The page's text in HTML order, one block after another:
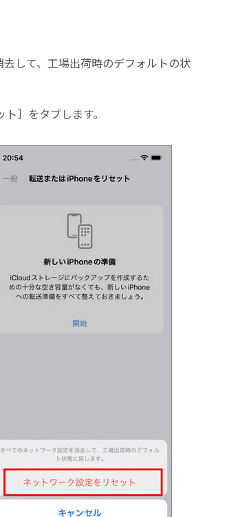
して、工場出荷時のデフォルトの状
］をタブします。